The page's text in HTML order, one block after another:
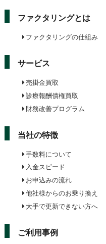
ファクタリングとは
ファクタリングの仕組み
サービス
売掛金買取
診療報酬債権買取
財務改善プログラム
当社の特徴
手数料について
入金スピード
お申込みの流れ
他社様からのお乗り換え
大手で更新できない方へ
ご利用事例